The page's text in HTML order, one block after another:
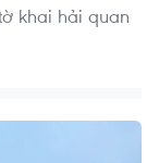
khai hải quan